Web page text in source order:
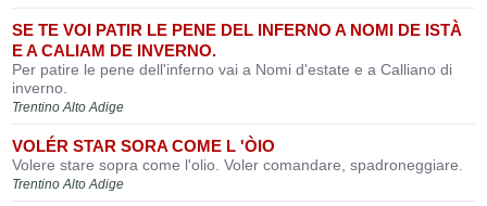
SE TE VOI PATIR LE PENE DEL INFERNO A NOMI DE ISTÀ
E A CALIAM DE INVERNO.
Per patire le pene dell'inferno vai a Nomi d'estate e a Calliano di
inverno.
Trentino Alto Adige
VOLÉR STAR SORA COME L 'ÒIO
Volere stare sopra come l'olio. Voler comandare, spadroneggiare.
Trentino Alto Adige